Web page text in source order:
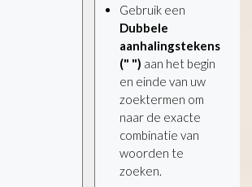
Gebruik een
Dubbele
aanhalingstekens
(" ") aan het begin
en einde van uw
zoektermen om
naar de exacte
combinatie van
woorden te
zoeken.